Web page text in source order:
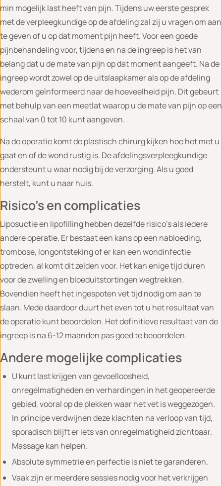
min mogelijk last heeft van pijn. Tijdens uw eerste gesprek
met de verpleegkundige op de afdeling zal zij u vragen om aan
te geven of u op dat moment pijn heeft. Voor een goede
pijnbehandeling voor, tijdens en na de ingreep is het van
belang dat u de mate van pijn op dat moment aangeeft. Na de
ingreep wordt zowel op de uitslaapkamer als op de afdeling
wederom geïnformeerd naar de hoeveelheid pijn. Dit gebeurt
met behulp van een meetlat waarop u de mate van pijn op een
schaal van 0 tot 10 kunt aangeven.
Na de operatie komt de plastisch chirurg kijken hoe het met u
gaat en of de wond rustig is. De afdelingsverpleegkundige
ondersteunt u waar nodig bij de verzorging. Als u goed
herstelt, kunt u naar huis.
Risico’s en complicaties
Liposuctie en lipofilling hebben dezelfde risico’s als iedere
andere operatie. Er bestaat een kans op een nabloeding,
trombose, longontsteking of er kan een wondinfectie
optreden, al komt dit zelden voor. Het kan enige tijd duren
voor de zwelling en bloeduitstortingen wegtrekken.
Bovendien heeft het ingespoten vet tijd nodig om aan te
slaan. Mede daardoor duurt het even tot u het resultaat van
de operatie kunt beoordelen. Het definitieve resultaat van de
ingreep is na 6-12 maanden pas goed te beoordelen.
Andere mogelijke complicaties
U kunt last krijgen van gevoelloosheid,
onregelmatigheden en verhardingen in het geopereerde
gebied, vooral op de plekken waar het vet is weggezogen.
In principe verdwijnen deze klachten na verloop van tijd,
sporadisch blijft er iets van onregelmatigheid zichtbaar.
Massage kan helpen.
Absolute symmetrie en perfectie is niet te garanderen.
Vaak zijn er meerdere sessies nodig voor het verkrijgen